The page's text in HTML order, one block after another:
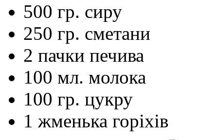
500 гр. сиру
250 гр. сметани
2 пачки печива
100 мл. молока
100 гр. цукру
1 жменька горіхів